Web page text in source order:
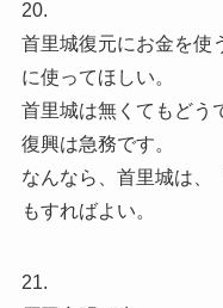
20.
首里城復元にお金を使
に使ってほしい。
首里城は無くてもどう
復興は急務です。
なんなら、首里城は、
もすればよい。
21.